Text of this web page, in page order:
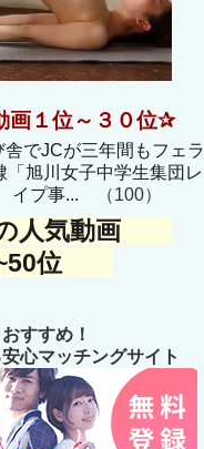
画１位～３０位✰
舎でJCが三年間もフェラ
「旭川女子中学生集団レ
イプ事... （100）
人気動画
位
すすめ！
心マッチングサイト